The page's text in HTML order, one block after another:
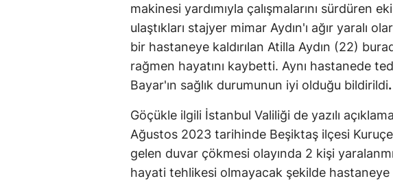
makinesi yardımıyla çalışmalarını sürdüren
ulaştıkları stajyer mimar Aydın'ı ağır yaralı
bir hastaneye kaldırılan Atilla Aydın (22)
rağmen hayatını kaybetti. Aynı hastanede
Bayar'ın sağlık durumunun iyi olduğu bildirildi.
Göçükle ilgili İstanbul Valiliği de yazılı
Ağustos 2023 tarihinde Beşiktaş ilçesi
gelen duvar çökmesi olayında 2 kişi
hayati tehlikesi olmayacak şekilde hastaneye